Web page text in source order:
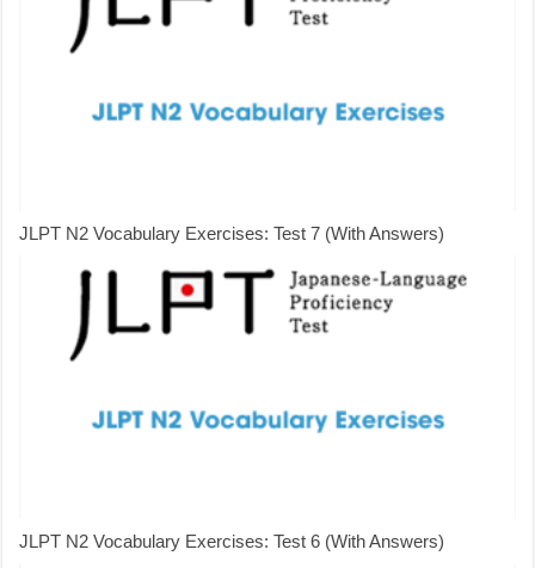
JLPT N2 Vocabulary Exercises: Test 7 (With Answers)
JLPT N2 Vocabulary Exercises: Test 6 (With Answers)